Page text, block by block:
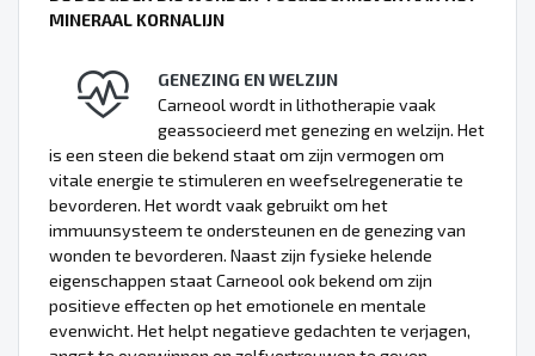
MINERAAL KORNALIJN
GENEZING EN WELZIJN
Carneool wordt in lithotherapie vaak
geassocieerd met genezing en welzijn. Het
is een steen die bekend staat om zijn vermogen om
vitale energie te stimuleren en weefselregeneratie te
bevorderen. Het wordt vaak gebruikt om het
immuunsysteem te ondersteunen en de genezing van
wonden te bevorderen. Naast zijn fysieke helende
eigenschappen staat Carneool ook bekend om zijn
positieve effecten op het emotionele en mentale
evenwicht. Het helpt negatieve gedachten te verjagen,